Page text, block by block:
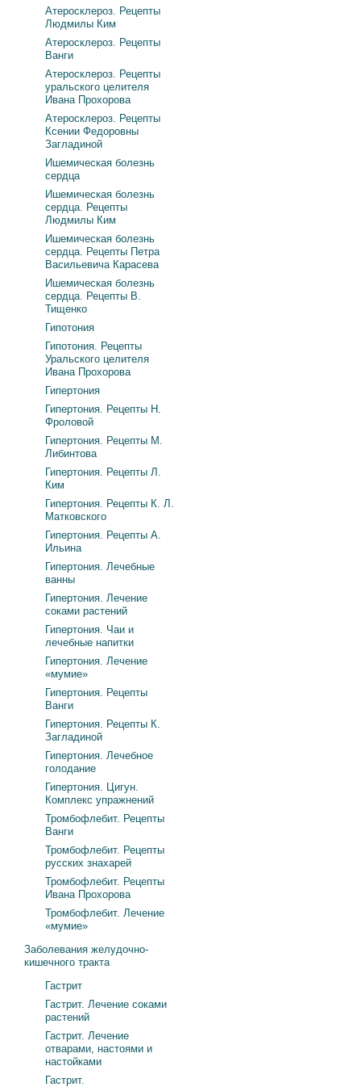
Атеросклероз. Рецепты
Людмилы Ким
Атеросклероз. Рецепты
Ванги
Атеросклероз. Рецепты
уральского целителя
Ивана Прохорова
Атеросклероз. Рецепты
Ксении Федоровны
Загладиной
Ишемическая болезнь
сердца
Ишемическая болезнь
сердца. Рецепты
Людмилы Ким
Ишемическая болезнь
сердца. Рецепты Петра
Васильевича Карасева
Ишемическая болезнь
сердца. Рецепты В.
Тищенко
Гипотония
Гипотония. Рецепты
Уральского целителя
Ивана Прохорова
Гипертония
Гипертония. Рецепты Н.
Фроловой
Гипертония. Рецепты М.
Либинтова
Гипертония. Рецепты Л.
Ким
Гипертония. Рецепты К. Л.
Матковского
Гипертония. Рецепты А.
Ильина
Гипертония. Лечебные
ванны
Гипертония. Лечение
соками растений
Гипертония. Чаи и
лечебные напитки
Гипертония. Лечение
«мумие»
Гипертония. Рецепты
Ванги
Гипертония. Рецепты К.
Загладиной
Гипертония. Лечебное
голодание
Гипертония. Цигун.
Комплекс упражнений
Тромбофлебит. Рецепты
Ванги
Тромбофлебит. Рецепты
русских знахарей
Тромбофлебит. Рецепты
Ивана Прохорова
Тромбофлебит. Лечение
«мумие»
Заболевания желудочно-
кишечного тракта
Гастрит
Гастрит. Лечение соками
растений
Гастрит. Лечение
отварами, настоями и
настойками
Гастрит.